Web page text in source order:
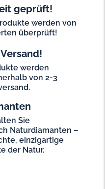
geprüft!
werden von
überprüft!
werden
von 2-3
Sie
Naturdiamanten –
einzigartige
der Natur.